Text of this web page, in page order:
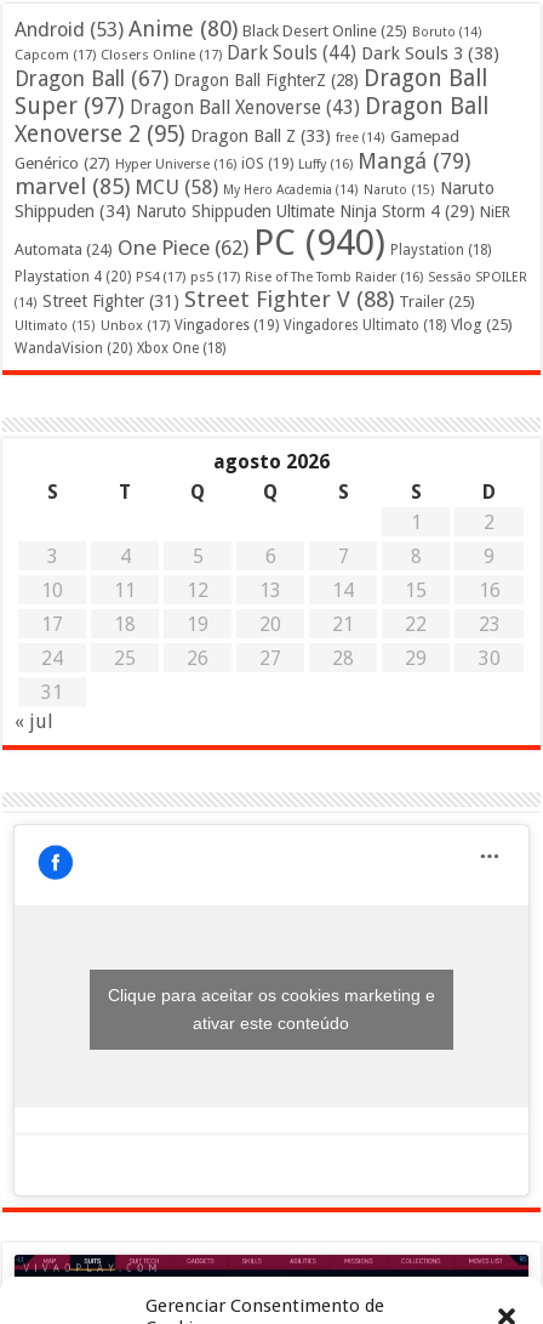
Gerenciar Consentimento de
Android (53) Anime (80) Black Desert Online (25) Boruto (14)
Capcom (17) Closers Online (17) Dark Souls (44) Dark Souls 3 (38)
Dragon Ball (67) Dragon Ball FighterZ (28) Dragon Ball
Super (97) Dragon Ball Xenoverse (43) Dragon Ball
Xenoverse 2 (95) Dragon Ball Z (33) free (14) Gamepad
Genérico (27) Hyper Universe (16) iOS (19) Luffy(16) Mangá (79)
marvel (85) MCU (58) My Hero Academia (14) Naruto (15) Naruto
Shippuden (34) Naruto Shippuden Ultimate Ninja Storm 4 (29) NiER
Automata (24) One Piece (62) PC (940) Playstation (18)
Playstation 4 (20) PS4(17) ps5 (17) Rise of The Tomb Raider (16) Sessão SPOILER
(14) Street Fighter (31) Street Fighter V (88) Trailer (25)
Ultimato (15) Unbox (17) Vingadores (19) Vingadores Ultimato (18) Vlog (25)
WandaVision (20) Xbox One (18)
agosto 2026
S
T Q Q S S
D
1
2
3
4 5 6 7 8
9
10
11 12 13 14 15
16
17
18 19 20 21 22
23
24
25 26 27 28 29
30
31
« jul
Clique para aceitar os cookies marketing e
ativar este conteúdo